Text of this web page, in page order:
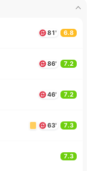
81' 6.8
86' 7.2
46' 7.2
63' 7.3
7.3